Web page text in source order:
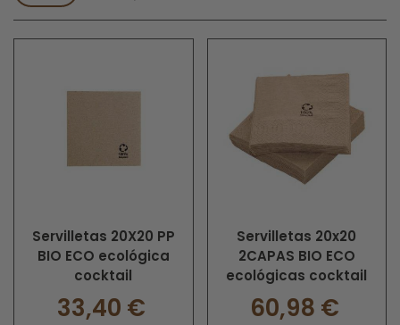
Servilletas 20X20 PP
BIO ECO ecológica
cocktail
33,40 €
Servilletas 20x20
2CAPAS BIO ECO
ecológicas cocktail
60,98 €